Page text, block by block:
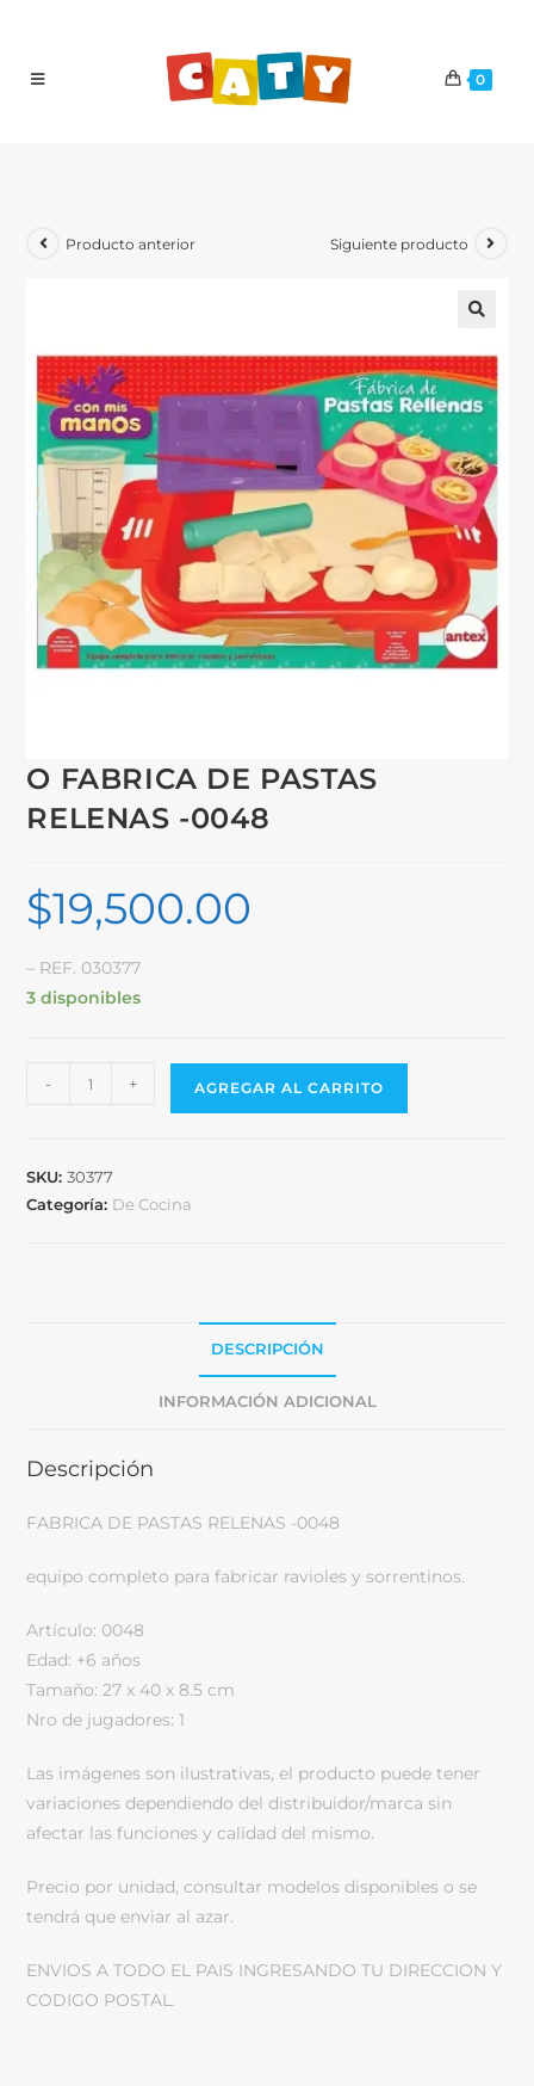
0
Producto anterior Siguiente producto
O FABRICA DE PASTAS
RELENAS -0048
$19,500.00
– REF. 030377
3 disponibles
- + AGREGAR AL CARRITO
SKU:30377
Categoría: De Cocina
DESCRIPCIÓN
INFORMACIÓN ADICIONAL
Descripción
FABRICA DE PASTAS RELENAS -0048
equipo completo para fabricar ravioles y sorrentinos.
Artículo: 0048
Edad: +6 años
Tamaño: 27 x 40 x 8.5 cm
Nro de jugadores: 1
Las imágenes son ilustrativas, el producto puede tener
variaciones dependiendo del distribuidor/marca sin
afectar las funciones y calidad del mismo.
Precio por unidad, consultar modelos disponibles o se
tendrá que enviar al azar.
ENVIOS A TODO EL PAIS INGRESANDO TU DIRECCION Y
CODIGO POSTAL.